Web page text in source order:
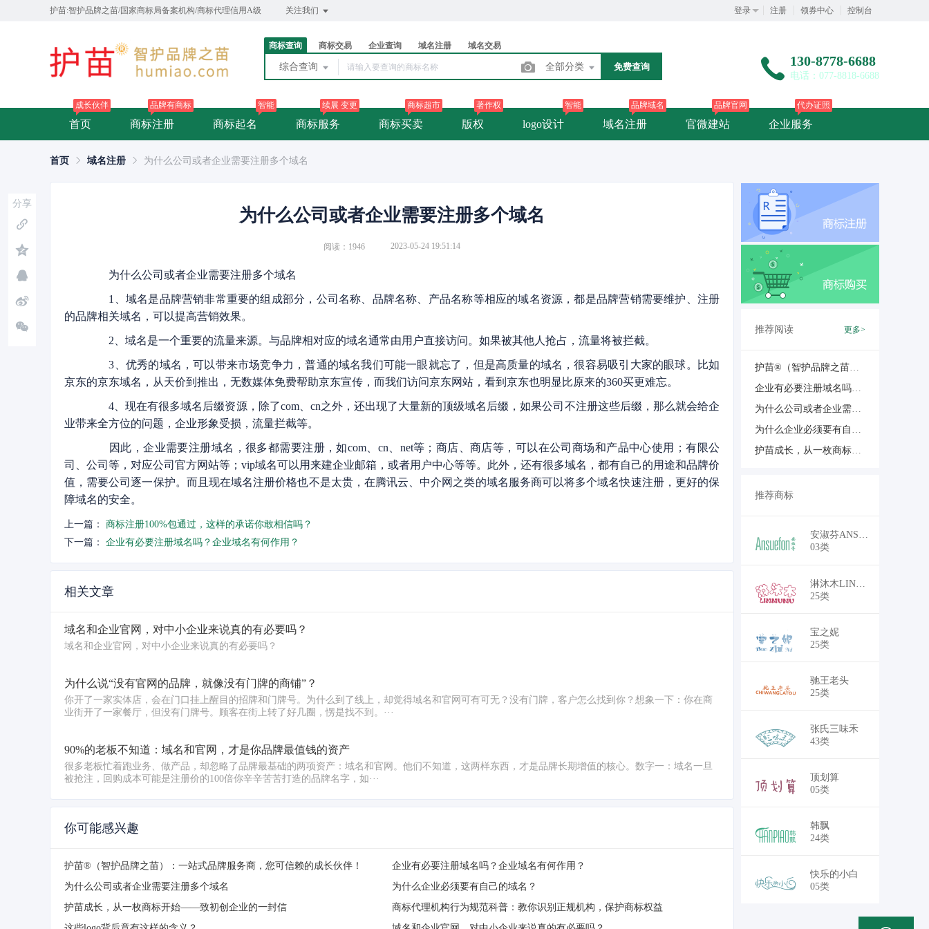
护苗:智护品牌之苗/国家商标局备案机构/商标代理信用A级 关注我们 登录 注册 领券中心 控制台
商标查询 商标交易 企业查询 域名注册 域名交易
综合查询 全部分类 免费查询 130-8778-6688
电话：077-8818-6688
首页
成长伙伴
商标注册
品牌有商标
商标起名
智能
商标服务
续展 变更
商标买卖
商标超市
版权
著作权
logo设计
智能
域名注册
品牌域名
官微建站
品牌官网
企业服务
代办证照
首页 域名注册 为什么公司或者企业需要注册多个域名
为什么公司或者企业需要注册多个域名
阅读：1946 2023-05-24 19:51:14
为什么公司或者企业需要注册多个域名
1、域名是品牌营销非常重要的组成部分，公司名称、品牌名称、产品名称等相应的域名资源，都是品牌营销需要维护、注册
的品牌相关域名，可以提高营销效果。
2、域名是一个重要的流量来源。与品牌相对应的域名通常由用户直接访问。如果被其他人抢占，流量将被拦截。
3、优秀的域名，可以带来市场竞争力，普通的域名我们可能一眼就忘了，但是高质量的域名，很容易吸引大家的眼球。比如
京东的京东域名，从天价到推出，无数媒体免费帮助京东宣传，而我们访问京东网站，看到京东也明显比原来的360买更难忘。
4、现在有很多域名后缀资源，除了com、cn之外，还出现了大量新的顶级域名后缀，如果公司不注册这些后缀，那么就会给企
业带来全方位的问题，企业形象受损，流量拦截等。
因此，企业需要注册域名，很多都需要注册，如com、cn、net等；商店、商店等，可以在公司商场和产品中心使用；有限公
司、公司等，对应公司官方网站等；vip域名可以用来建企业邮箱，或者用户中心等等。此外，还有很多域名，都有自己的用途和品牌价
值，需要公司逐一保护。而且现在域名注册价格也不是太贵，在腾讯云、中介网之类的域名服务商可以将多个域名快速注册，更好的保
障域名的安全。
上一篇：
商标注册100%包通过，这样的承诺你敢相信吗？
下一篇：
企业有必要注册域名吗？企业域名有何作用？
相关文章
域名和企业官网，对中小企业来说真的有必要吗？
域名和企业官网，对中小企业来说真的有必要吗？
为什么说“没有官网的品牌，就像没有门牌的商铺”？
你开了一家实体店，会在门口挂上醒目的招牌和门牌号。为什么到了线上，却觉得域名和官网可有可无？没有门牌，客户怎么找到你？想象一下：你在商
业街开了一家餐厅，但没有门牌号。顾客在街上转了好几圈，愣是找不到。···
90%的老板不知道：域名和官网，才是你品牌最值钱的资产
很多老板忙着跑业务、做产品，却忽略了品牌最基础的两项资产：域名和官网。他们不知道，这两样东西，才是品牌长期增值的核心。数字一：域名一旦
被抢注，回购成本可能是注册价的100倍你辛辛苦苦打造的品牌名字，如···
你可能感兴趣
护苗®（智护品牌之苗）：一站式品牌服务商，您可信赖的成长伙伴！
企业有必要注册域名吗？企业域名有何作用？
为什么公司或者企业需要注册多个域名
为什么企业必须要有自己的域名？
护苗成长，从一枚商标开始——致初创企业的一封信
商标代理机构行为规范科普：教你识别正规机构，保护商标权益
推荐阅读 更多>
护苗®（智护品牌之苗）：一站式品牌服务商，您可信赖的成长伙伴！
企业有必要注册域名吗？企业域名有何作用？
为什么公司或者企业需要注册多个域名
为什么企业必须要有自己的域名？
护苗成长，从一枚商标开始——致初创企业的一封信
推荐商标
安淑芬ANSUEFON
03类
￥18,700
淋沐木LINMUMU
25类
￥16,500
宝之妮
25类
￥18,700
驰王老头
25类
￥18,700
张氏三味禾
43类
￥30,250
顶划算
05类
￥30,250
韩飘
24类
￥28,050
快乐的小白
05类
￥30,250
分享